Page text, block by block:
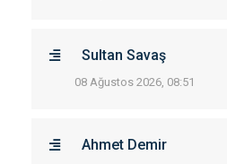
Sultan Savaş
08 Ağustos 2026, 08:51
Ahmet Demir